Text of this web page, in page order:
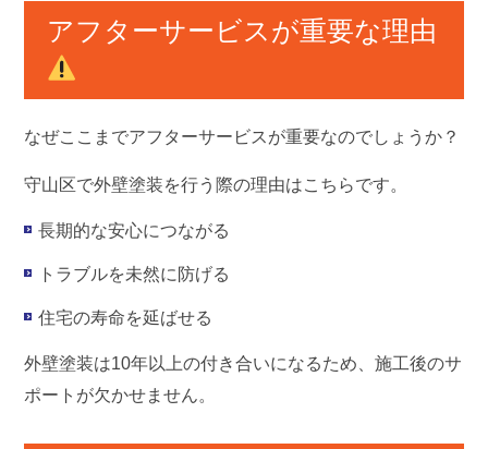
アフターサービスが重要な理由
なぜここまでアフターサービスが重要なのでしょうか？
守山区で外壁塗装を行う際の理由はこちらです。
長期的な安心につながる
トラブルを未然に防げる
住宅の寿命を延ばせる
外壁塗装は10年以上の付き合いになるため、施工後のサ
ポートが欠かせません。